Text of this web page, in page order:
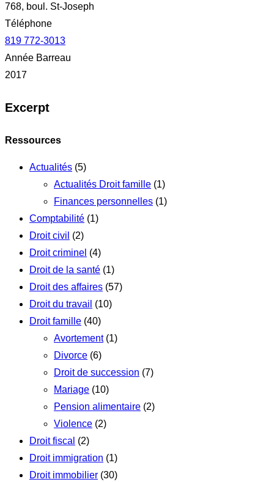
768, boul. St-Joseph
Téléphone
819 772-3013
Année Barreau
2017
Excerpt
Ressources
Actualités (5)
Actualités Droit famille (1)
Finances personnelles (1)
Comptabilité (1)
Droit civil (2)
Droit criminel (4)
Droit de la santé (1)
Droit des affaires (57)
Droit du travail (10)
Droit famille (40)
Avortement(1)
Divorce (6)
Droit de succession (7)
Mariage (10)
Pension alimentaire (2)
Violence (2)
Droit fiscal (2)
Droit immigration (1)
Droit immobilier (30)